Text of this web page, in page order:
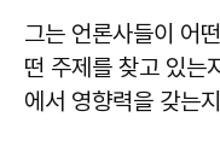
그는 언론사들이 어
떤 주제를 찾고 있는
에서 영향력을 갖는